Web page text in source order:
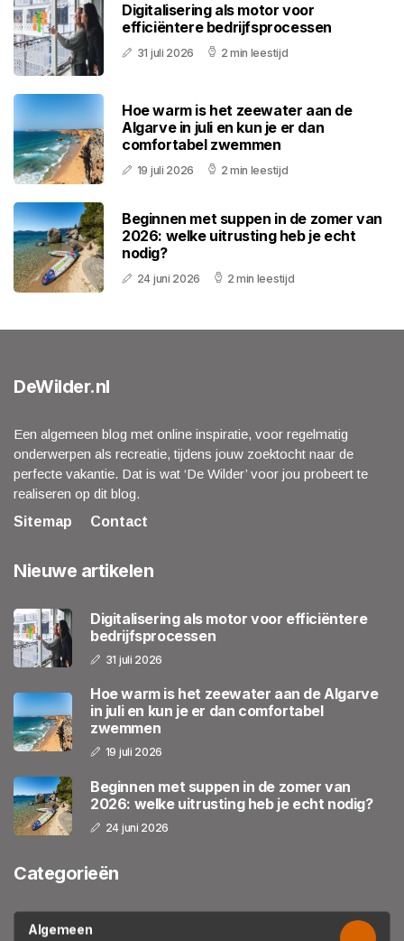
Digitalisering als motor voor
efficiëntere bedrijfsprocessen
31 juli 2026 2 min leestijd
Hoe warm is het zeewater aan de
Algarve in juli en kun je er dan
comfortabel zwemmen
19 juli 2026 2 min leestijd
Beginnen met suppen in de zomer van
2026: welke uitrusting heb je echt
nodig?
24 juni 2026 2 min leestijd
DeWilder.nl
Een algemeen blog met online inspiratie, voor regelmatig
onderwerpen als recreatie, tijdens jouw zoektocht naar de
perfecte vakantie. Dat is wat ‘De Wilder’ voor jou probeert te
realiseren op dit blog.
Sitemap
Contact
Nieuwe artikelen
Digitalisering als motor voor efficiëntere
bedrijfsprocessen
31 juli 2026
Hoe warm is het zeewater aan de Algarve
in juli en kun je er dan comfortabel
zwemmen
19 juli 2026
Beginnen met suppen in de zomer van
2026: welke uitrusting heb je echt nodig?
24 juni 2026
Categorieën
Algemeen